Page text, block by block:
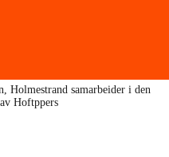
Holmestrand samarbeider i den
Hoftppers